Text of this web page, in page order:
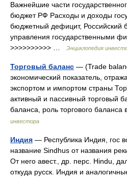
Важнейшие части
бюджет РФ Расходы и доходы
бюджетный дефицит, Российский
управления государственными
>>>>>>>>>> …
Энциклопедия
Торговый баланс — (Trade
экономический показатель,
экспортом и импортом страны
активный и пассивный торговый
баланса, роль торгового
инвестора
Индия — Республика Индия, гос
название Sindhus от названия
От него авест., др. перс. Hindu,
откуда русск. Индия и